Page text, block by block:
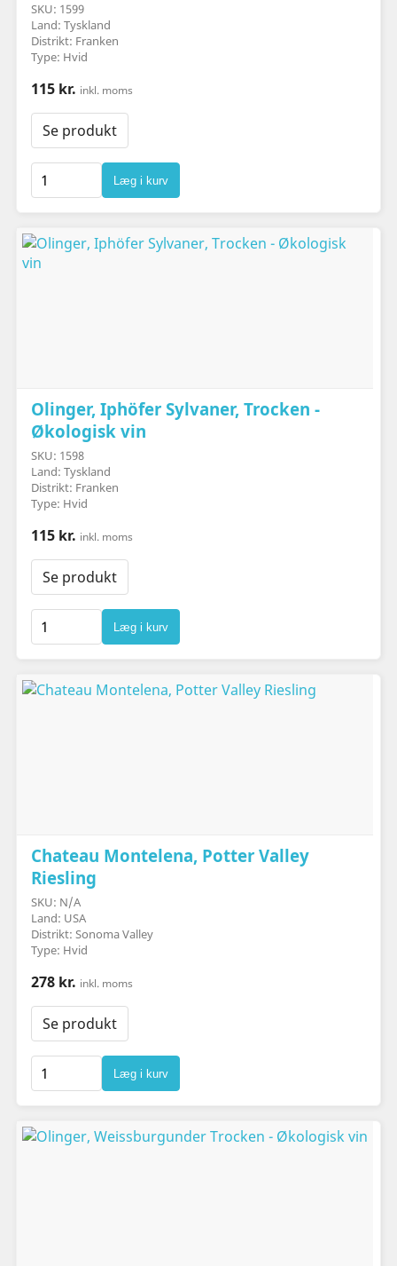
SKU: 1599
Land: Tyskland
Distrikt: Franken
Type: Hvid
115 kr. inkl. moms
Se produkt
Læg i kurv
Olinger, Iphöfer Sylvaner, Trocken -
Økologisk vin
SKU: 1598
Land: Tyskland
Distrikt: Franken
Type: Hvid
115 kr. inkl. moms
Se produkt
Læg i kurv
Chateau Montelena, Potter Valley
Riesling
SKU: N/A
Land: USA
Distrikt: Sonoma Valley
Type: Hvid
278 kr. inkl. moms
Se produkt
Læg i kurv